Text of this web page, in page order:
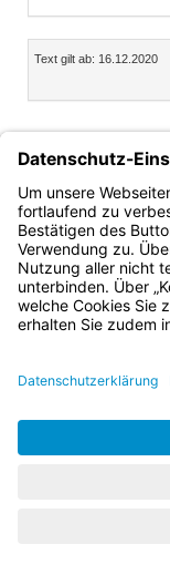
Inhalt
Text gilt ab: 16.12.2020
Dr. Christian
Bayern.de
BayernPortal
Datenschutz
Barrierefreiheit
Hilfe
Kontakt